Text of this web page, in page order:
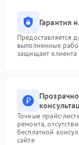
Гарантия
Предоставляется
выполненные
защищает клиента
Точные прайс-
ремонта,
бесплатной
сайте